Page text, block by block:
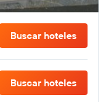
Buscar hoteles
Buscar hoteles